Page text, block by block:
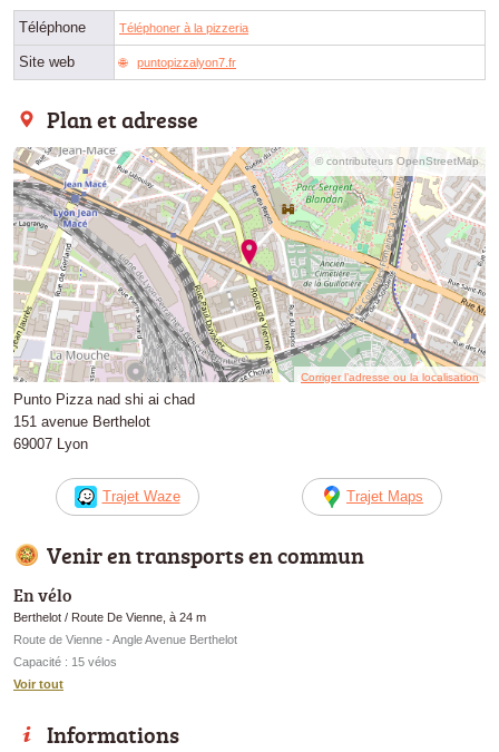
Téléphone Téléphoner à la pizzeria
Site web puntopizzalyon7.fr
Plan et adresse
© contributeurs OpenStreetMap
Corriger l’adresse ou la localisation
Punto Pizza nad shi ai chad
151 avenue Berthelot
69007 Lyon
Trajet Waze Trajet Maps
Venir en transports en commun
En vélo
Berthelot / Route De Vienne, à 24 m
Route de Vienne - Angle Avenue Berthelot
Capacité : 15 vélos
Voir tout
Informations